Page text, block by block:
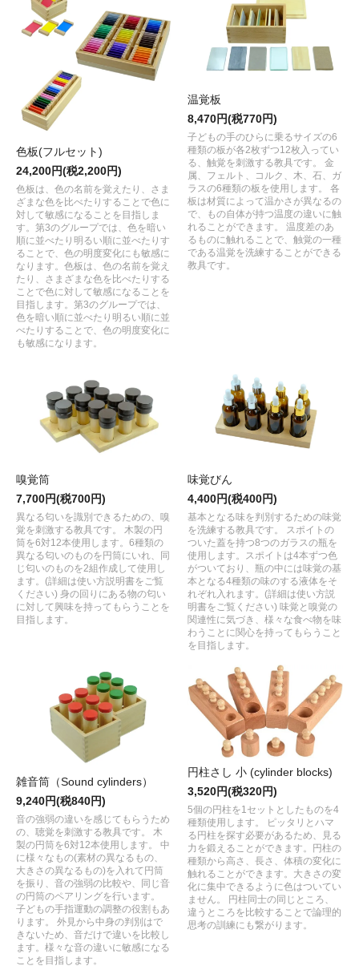
色板(フルセット)
24,200円(税2,200円)
色板は、色の名前を覚えたり、さま
ざまな色を比べたりすることで色に
対して敏感になることを目指しま
す。第3のグループでは、色を暗い
順に並べたり明るい順に並べたりす
ることで、色の明度変化にも敏感に
なります。色板は、色の名前を覚え
たり、さまざまな色を比べたりする
ことで色に対して敏感になることを
目指します。第3のグループでは、
色を暗い順に並べたり明るい順に並
べたりすることで、色の明度変化に
も敏感になります。
温覚板
8,470円(税770円)
子どもの手のひらに乗るサイズの6
種類の板が各2枚ずつ12枚入ってい
る、触覚を刺激する教具です。 金
属、フェルト、コルク、木、石、ガ
ラスの6種類の板を使用します。 各
板は材質によって温かさが異なるの
で、もの自体が持つ温度の違いに触
れることができます。 温度差のあ
るものに触れることで、触覚の一種
である温覚を洗練することができる
教具です。
嗅覚筒
7,700円(税700円)
異なる匂いを識別できるための、嗅
覚を刺激する教具です。 木製の円
筒を6対12本使用します。6種類の
異なる匂いのものを円筒にいれ、同
じ匂いのものを2組作成して使用し
ます。(詳細は使い方説明書をご覧
ください) 身の回りにある物の匂い
に対して興味を持ってもらうことを
目指します。
味覚びん
4,400円(税400円)
基本となる味を判別するための味覚
を洗練する教具です。 スポイトの
ついた蓋を持つ8つのガラスの瓶を
使用します。スポイトは4本ずつ色
がついており、瓶の中には味覚の基
本となる4種類の味のする液体をそ
れぞれ入れます。(詳細は使い方説
明書をご覧ください) 味覚と嗅覚の
関連性に気づき、様々な食べ物を味
わうことに関心を持ってもらうこと
を目指します。
雑音筒（Sound cylinders）
9,240円(税840円)
音の強弱の違いを感じてもらうため
の、聴覚を刺激する教具です。 木
製の円筒を6対12本使用します。 中
に様々なもの(素材の異なるもの、
大きさの異なるもの)を入れて円筒
を振り、音の強弱の比較や、同じ音
の円筒のペアリングを行います。
子どもの手指運動の調整の役割もあ
ります。 外見から中身の判別はで
きないため、音だけで違いを比較し
ます。様々な音の違いに敏感になる
ことを目指します。
円柱さし 小 (cylinder blocks)
3,520円(税320円)
5個の円柱を1セットとしたものを4
種類使用します。 ピッタリとハマ
る円柱を探す必要があるため、見る
力を鍛えることができます。円柱の
種類から高さ、長さ、体積の変化に
触れることができます。大きさの変
化に集中できるように色はついてい
ません。 円柱同士の同じところ、
違うところを比較することで論理的
思考の訓練にも繋がります。